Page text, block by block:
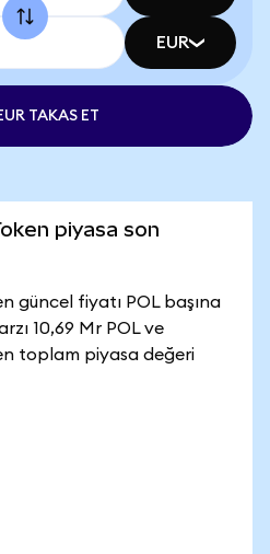
EUR
TAKAS ET
piyasa son
güncel fiyatı POL başına
10,69 Mr POL ve
toplam piyasa değeri